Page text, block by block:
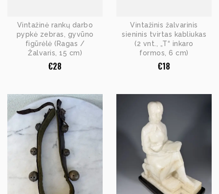
Vintažinė rankų darbo
pypkė zebras, gyvūno
figūrėlė (Ragas /
Žalvaris, 15 cm)
€28
Vintažinis žalvarinis
sieninis tvirtas kabliukas
(2 vnt., „T“ inkaro
formos, 6 cm)
€18